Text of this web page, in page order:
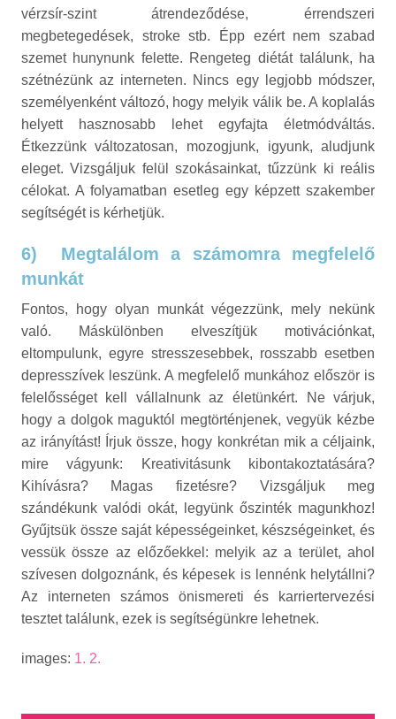
vérzsír-szint átrendeződése, érrendszeri
megbetegedések, stroke stb. Épp ezért nem szabad
szemet hunynunk felette. Rengeteg diétát találunk, ha
szétnézünk az interneten. Nincs egy legjobb módszer,
személyenként változó, hogy melyik válik be. A koplalás
helyett hasznosabb lehet egyfajta életmódváltás.
Étkezzünk változatosan, mozogjunk, igyunk, aludjunk
eleget. Vizsgáljuk felül szokásainkat, tűzzünk ki reális
célokat. A folyamatban esetleg egy képzett szakember
segítségét is kérhetjük.
6)
Megtalálom a számomra megfelelő
munkát
Fontos, hogy olyan munkát végezzünk, mely nekünk
való. Máskülönben elveszítjük motivációnkat,
eltompulunk, egyre stresszesebbek, rosszabb esetben
depresszívek leszünk. A megfelelő munkához először is
felelősséget kell vállalnunk az életünkért. Ne várjuk,
hogy a dolgok maguktól megtörténjenek, vegyük kézbe
az irányítást! Írjuk össze, hogy konkrétan mik a céljaink,
mire vágyunk: Kreativitásunk kibontakoztatására?
Kihívásra? Magas fizetésre? Vizsgáljuk meg
szándékunk valódi okát, legyünk őszinték magunkhoz!
Gyűjtsük össze saját képességeinket, készségeinket, és
vessük össze az előzőekkel: melyik az a terület, ahol
szívesen dolgoznánk, és képesek is lennénk helytállni?
Az interneten számos önismereti és karriertervezési
tesztet találunk, ezek is segítségünkre lehetnek.
images: 1. 2.